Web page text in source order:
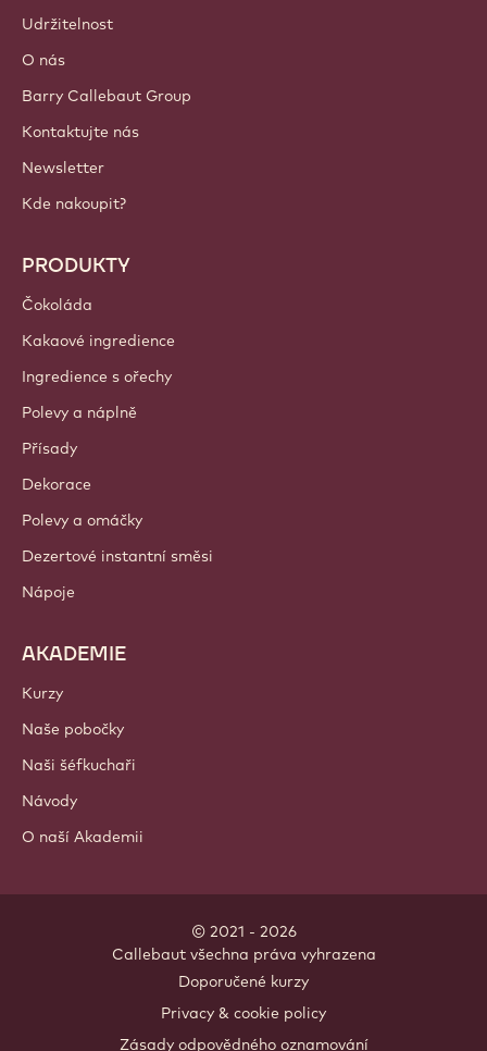
Udržitelnost
O nás
Barry Callebaut Group
Kontaktujte nás
Newsletter
Kde nakoupit?
PRODUKTY
Čokoláda
Kakaové ingredience
Ingredience s ořechy
Polevy a náplně
Přísady
Dekorace
Polevy a omáčky
Dezertové instantní směsi
Nápoje
AKADEMIE
Kurzy
Naše pobočky
Naši šéfkuchaři
Návody
O naší Akademii
© 2021 - 2026
Callebaut. všechna práva vyhrazena
Doporučené kurzy
Privacy & cookie policy
Zásady odpovědného oznamování